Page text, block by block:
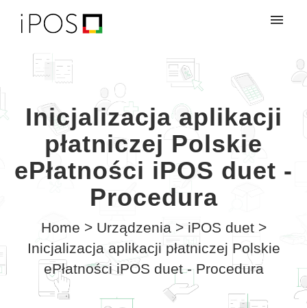
My tickets
Inicjalizacja aplikacji
płatniczej Polskie
ePłatności iPOS duet -
Procedura
Home > Urządzenia > iPOS duet >
Inicjalizacja aplikacji płatniczej Polskie
ePłatności iPOS duet - Procedura